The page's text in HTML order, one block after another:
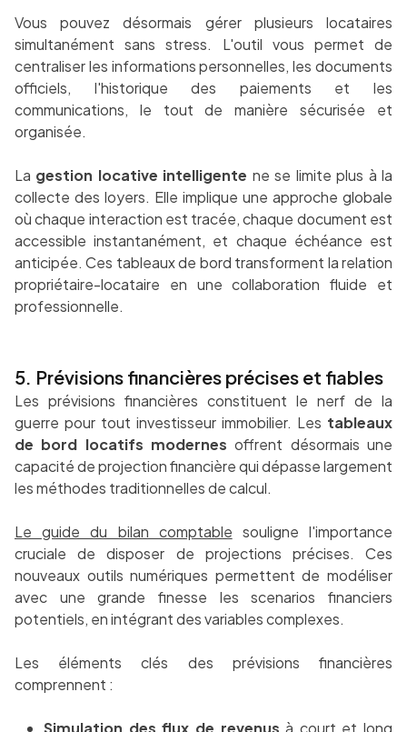
Vous pouvez désormais gérer plusieurs locataires
simultanément sans stress. L'outil vous permet de
centraliser les informations personnelles, les documents
officiels, l'historique des paiements et les
communications, le tout de manière sécurisée et
organisée.
La gestion locative intelligente ne se limite plus à la
collecte des loyers. Elle implique une approche globale
où chaque interaction est tracée, chaque document est
accessible instantanément, et chaque échéance est
anticipée. Ces tableaux de bord transforment la relation
propriétaire-locataire en une collaboration fluide et
professionnelle.
5. Prévisions financières précises et fiables
Les prévisions financières constituent le nerf de la
guerre pour tout investisseur immobilier. Les tableaux
de bord locatifs modernes offrent désormais une
capacité de projection financière qui dépasse largement
les méthodes traditionnelles de calcul.
Le guide du bilan comptable souligne l'importance
cruciale de disposer de projections précises. Ces
nouveaux outils numériques permettent de modéliser
avec une grande finesse les scenarios financiers
potentiels, en intégrant des variables complexes.
Les éléments clés des prévisions financières
comprennent :